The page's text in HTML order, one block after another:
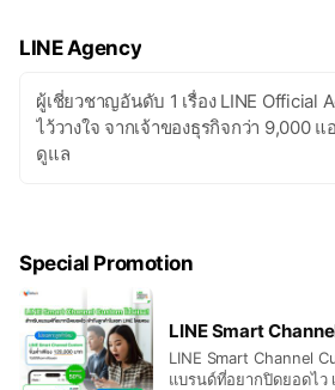
LINE Agency
ผู้เชี่ยวชาญอันดับ 1 เรื่อง LINE Official
ไว้วางใจ จากเจ้าของธุรกิจกว่า 9,000 แ
ดูแล
Special Promotion
LINE Smart
LINE Smart Channel
แบรนด์ที่อยากปิดยอดไว